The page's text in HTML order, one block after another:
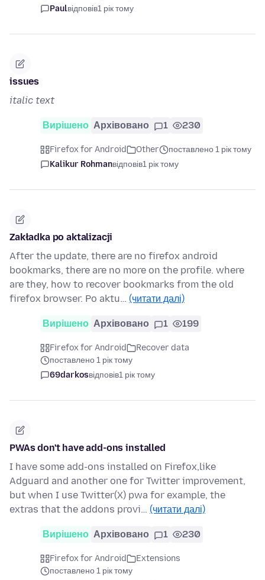
Paulвідповів1 рік тому
issues
italic text
Вирішено Архівовано 1 230
Firefox for Android Other
поставлено 1 рік тому
Kalikur Rohmanвідповів1 рік тому
Zakładka po aktalizacji
After the update, there are no firefox android
bookmarks, there are no more on the profile. where
are they, how to recover bookmarks from the old
firefox browser. Po aktu… (читати далі)
Вирішено Архівовано 1 199
Firefox for Android
Recover data
поставлено 1 рік тому
69darkosвідповів1 рік тому
PWAs don't have add-ons installed
I have some add-ons installed on Firefox,like
Adguard and another one for Twitter improvement,
but when I use Twitter(X) pwa for example, the
extras that the addons provi… (читати далі)
Вирішено Архівовано 1 230
Firefox for Android
Extensions
поставлено 1 рік тому